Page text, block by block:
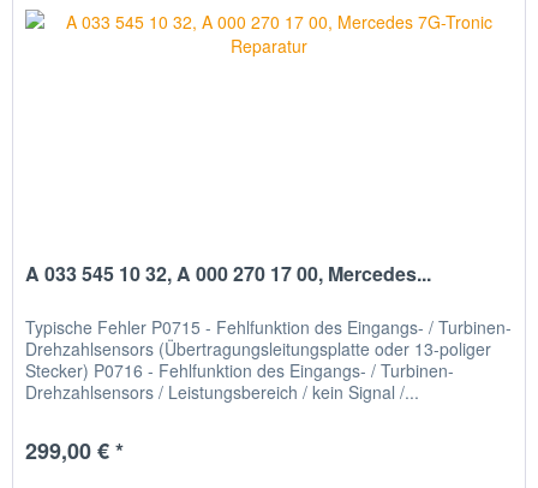
A 033 545 10 32, A 000 270 17 00, Mercedes...
Typische Fehler P0715 - Fehlfunktion des Eingangs- / Turbinen-
Drehzahlsensors (Übertragungsleitungsplatte oder 13-poliger
Stecker) P0716 - Fehlfunktion des Eingangs- / Turbinen-
Drehzahlsensors / Leistungsbereich / kein Signal /...
299,00 € *